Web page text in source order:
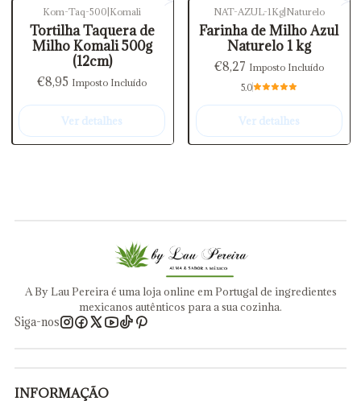
Esgotado
Kom-Taq-500 Komali
Tortilha Taquera de
Milho Komali 500g
(12cm)
€8,95 Imposto Incluído
Ver detalhes
Esgotado
NAT-AZUL-1Kg| Naturelo
Farinha de Milho Azul
Naturelo 1 kg
€8,27 Imposto Incluído
5.0
Ver detalhes
A By Lau Pereira é uma loja online em Portugal de ingredientes
mexicanos autênticos para a sua cozinha.
Siga-nos
INFORMAÇÃO